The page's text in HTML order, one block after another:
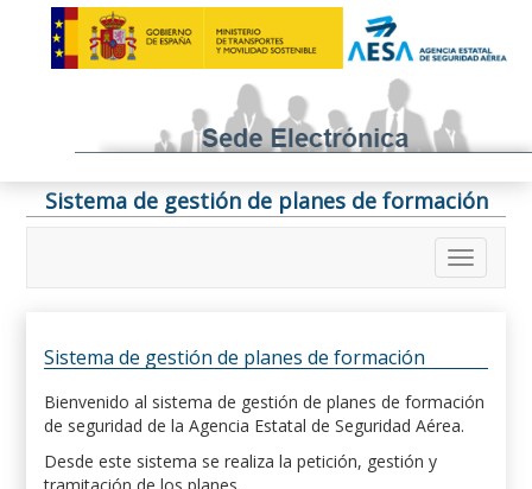
Sistema de gestión de planes de formación
Sistema de gestión de planes de formación
Bienvenido al sistema de gestión de planes de formación
de seguridad de la Agencia Estatal de Seguridad Aérea.
Desde este sistema se realiza la petición, gestión y